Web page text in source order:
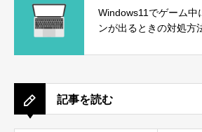
Windows11でゲーム中
ンが出るときの対処方
記事を読む